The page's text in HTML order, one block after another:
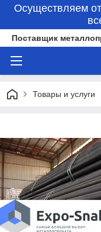
Осуществляем
Поставщик
Товары и услуги